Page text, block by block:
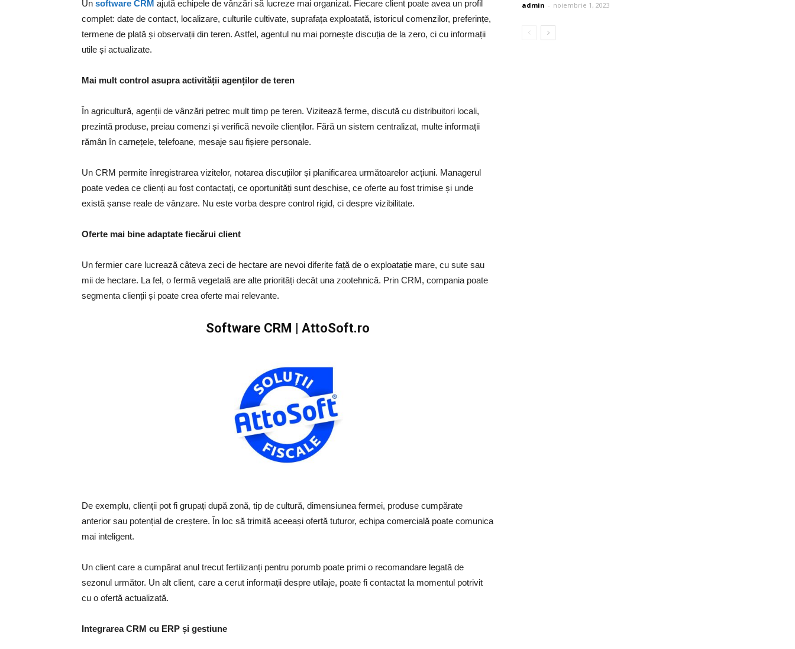
Un software CRM ajută echipele de vânzări să lucreze mai organizat. Fiecare client poate avea un profil
complet: date de contact, localizare, culturile cultivate, suprafața exploatată, istoricul comenzilor, preferințe,
termene de plată și observații din teren. Astfel, agentul nu mai pornește discuția de la zero, ci cu informații
utile și actualizate.
Mai mult control asupra activității agenților de teren
În agricultură, agenții de vânzări petrec mult timp pe teren. Vizitează ferme, discută cu distribuitori locali,
prezintă produse, preiau comenzi și verifică nevoile clienților. Fără un sistem centralizat, multe informații
rămân în carnețele, telefoane, mesaje sau fișiere personale.
Un CRM permite înregistrarea vizitelor, notarea discuțiilor și planificarea următoarelor acțiuni. Managerul
poate vedea ce clienți au fost contactați, ce oportunități sunt deschise, ce oferte au fost trimise și unde
există șanse reale de vânzare. Nu este vorba despre control rigid, ci despre vizibilitate.
Oferte mai bine adaptate fiecărui client
Un fermier care lucrează câteva zeci de hectare are nevoi diferite față de o exploatație mare, cu sute sau
mii de hectare. La fel, o fermă vegetală are alte priorități decât una zootehnică. Prin CRM, compania poate
segmenta clienții și poate crea oferte mai relevante.
Software CRM | AttoSoft.ro
De exemplu, clienții pot fi grupați după zonă, tip de cultură, dimensiunea fermei, produse cumpărate
anterior sau potențial de creștere. În loc să trimită aceeași ofertă tuturor, echipa comercială poate comunica
mai inteligent.
Un client care a cumpărat anul trecut fertilizanți pentru porumb poate primi o recomandare legată de
sezonul următor. Un alt client, care a cerut informații despre utilaje, poate fi contactat la momentul potrivit
cu o ofertă actualizată.
Integrarea CRM cu ERP și gestiune
admin - noiembrie 1, 2023